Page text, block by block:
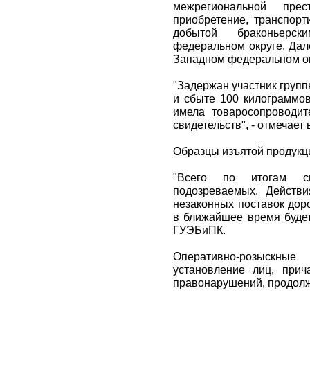
межрегиональной
приобретение,
добытой
федеральном округе.
Западном федеральном
"Задержан участник
и сбыте 100
имела
свидетельств", - отмечает
Образцы изъятой
"Всего по итогам
подозреваемых.
незаконных поставок
в ближайшее время
ГУЭБиПК.
Оперативно-
установление лиц,
правонарушений,